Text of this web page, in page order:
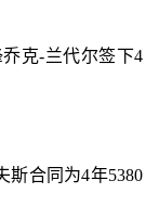
克-兰代尔签下4
斯合同为4年5380